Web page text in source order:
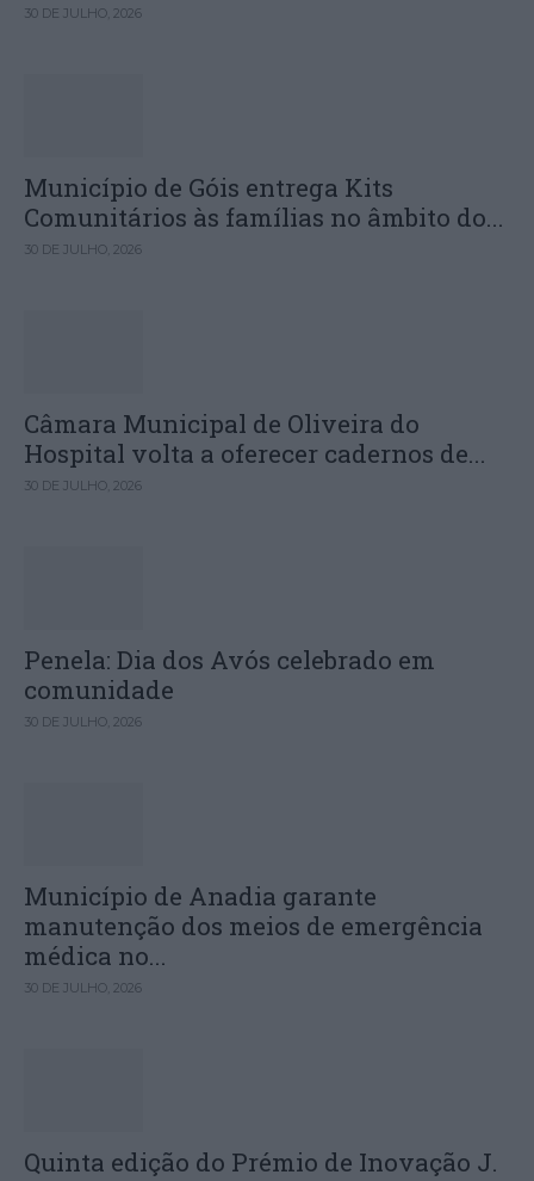
30 DE JULHO, 2026
Município de Góis entrega Kits
Comunitários às famílias no âmbito do...
30 DE JULHO, 2026
Câmara Municipal de Oliveira do
Hospital volta a oferecer cadernos de...
30 DE JULHO, 2026
Penela: Dia dos Avós celebrado em
comunidade
30 DE JULHO, 2026
Município de Anadia garante
manutenção dos meios de emergência
médica no...
30 DE JULHO, 2026
Quinta edição do Prémio de Inovação J.